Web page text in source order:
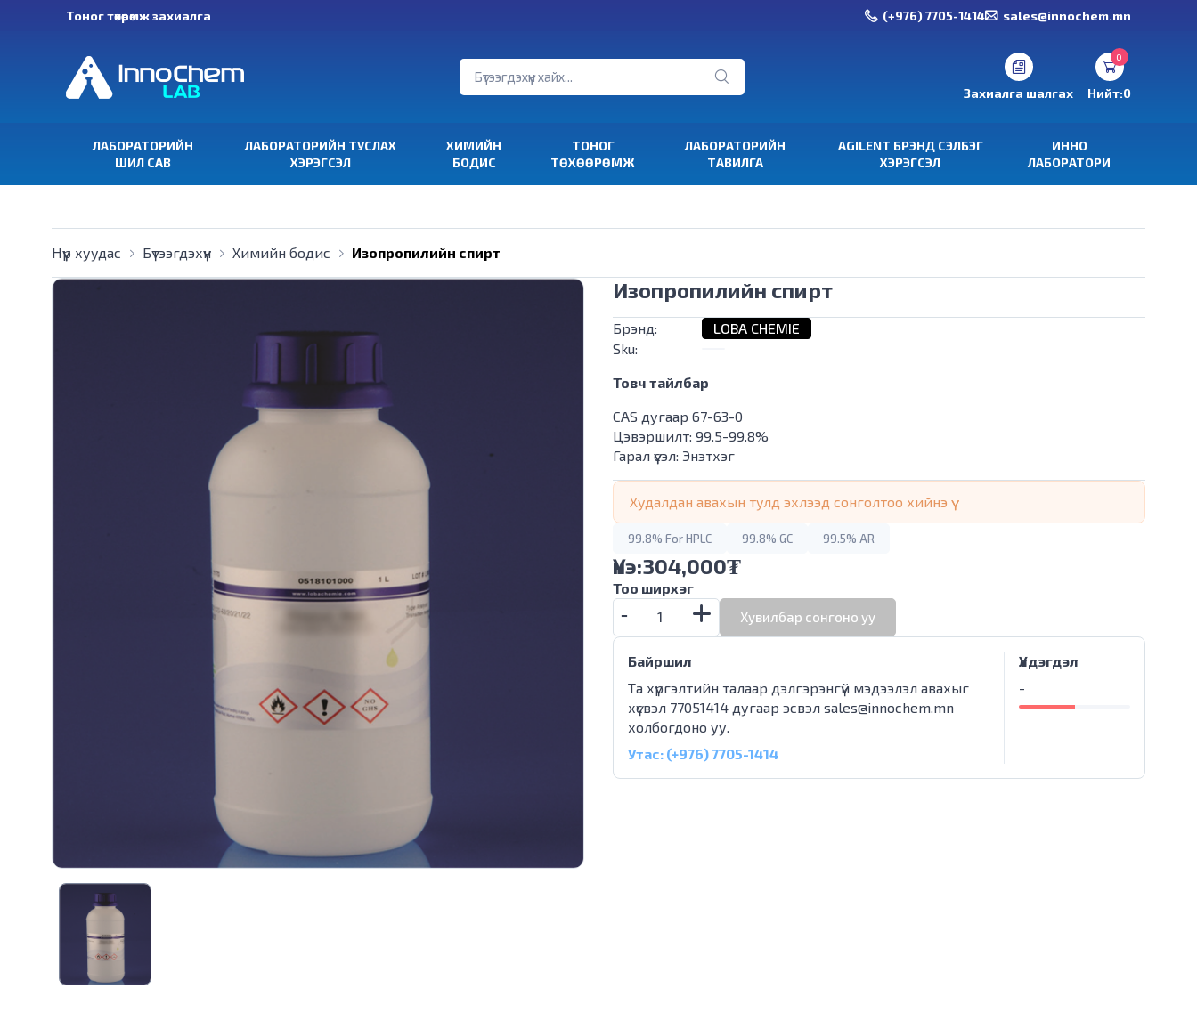
Тоног төхөөрөмж захиалга (+976) 7705-1414 sales@innochem.mn
Захиалга шалгах
0
Нийт:0
ЛАБОРАТОРИЙН
ШИЛ САВ
ЛАБОРАТОРИЙН ТУСЛАХ
ХЭРЭГСЭЛ
ХИМИЙН
БОДИС
ТОНОГ
ТӨХӨӨРӨМЖ
ЛАБОРАТОРИЙН
ТАВИЛГА
AGILENT БРЭНД СЭЛБЭГ
ХЭРЭГСЭЛ
ИННО
ЛАБОРАТОРИ
Нүүр хуудас Бүтээгдэхүүн Химийн бодис Изопропилийн спирт
Изопропилийн спирт
Брэнд:
LOBA CHEMIE
Sku:
Товч тайлбар
CAS дугаар 67-63-0
Цэвэршилт: 99.5-99.8%
Гарал үүсэл: Энэтхэг
Худалдан авахын тулд эхлээд сонголтоо хийнэ үү
99.8% For HPLC 99.8% GC 99.5% AR
Үнэ:304,000₮
Тоо ширхэг
Хувилбар сонгоно уу
Байршил
Та хүргэлтийн талаар дэлгэрэнгүй мэдээлэл авахыг
хүсвэл 77051414 дугаар эсвэл sales@innochem.mn
холбогдоно уу.
Утас: (+976) 7705-1414
Үлдэгдэл
-